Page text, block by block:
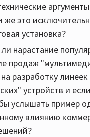
же это
установка?
нарастание
продаж
разработку линеек
устройств и
услышать пример
влиянию